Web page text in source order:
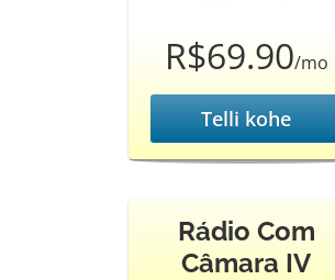
R$69.90/mo
Telli kohe
Rádio Com
Câmara IV